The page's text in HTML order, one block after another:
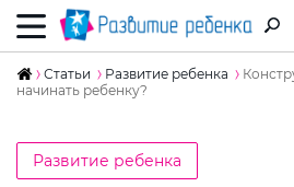
Статьи Развитие ребенка
начинать ребенку?
Развитие ребенка